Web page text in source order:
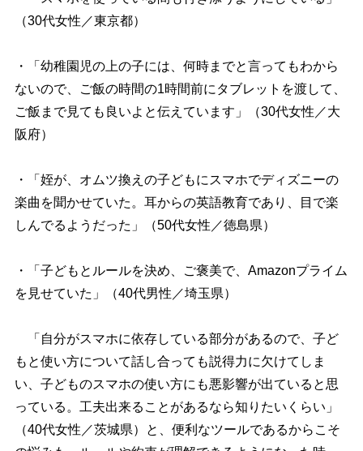
（30代女性／東京都）
・「幼稚園児の上の子には、何時までと言ってもわから
ないので、ご飯の時間の1時間前にタブレットを渡して、
ご飯まで見ても良いよと伝えています」（30代女性／大
阪府）
・「姪が、オムツ換えの子どもにスマホでディズニーの
楽曲を聞かせていた。耳からの英語教育であり、目で楽
しんでるようだった」（50代女性／徳島県）
・「子どもとルールを決め、ご褒美で、Amazonプライム
を見せていた」（40代男性／埼玉県）
「自分がスマホに依存している部分があるので、子ど
もと使い方について話し合っても説得力に欠けてしま
い、子どものスマホの使い方にも悪影響が出ていると思
っている。工夫出来ることがあるなら知りたいくらい」
（40代女性／茨城県）と、便利なツールであるからこそ